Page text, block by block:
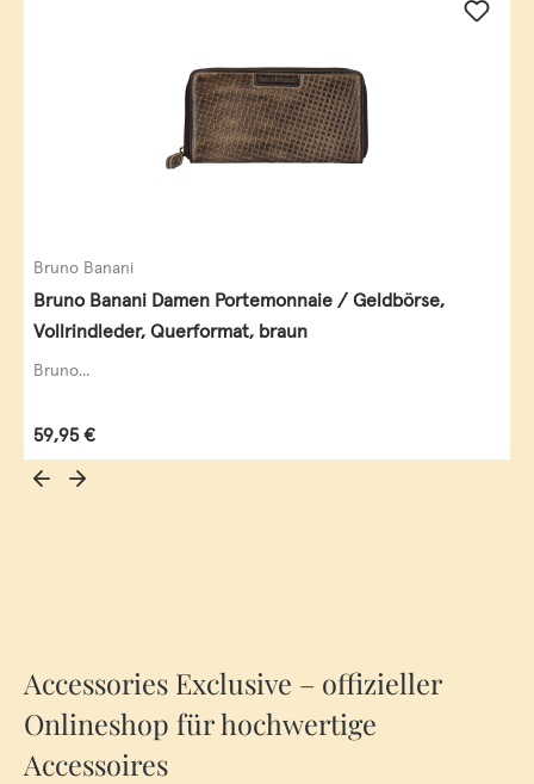
Bruno Banani
Bruno Banani Damen Portemonnaie / Geldbörse,
Vollrindleder, Querformat, braun
Bruno...
Regulärer Preis:
59,95 €
Accessories Exclusive – offizieller
Onlineshop für hochwertige
Accessoires